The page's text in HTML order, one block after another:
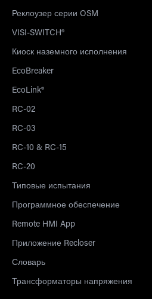
Реклоузер серии OSM
VISI-SWITCH®
Киоск наземного исполнения
EcoBreaker
EcoLink®
RC-02
RC-03
RC-10 & RC-15
RC-20
Типовые испытания
Программное обеспечение
Remote HMI App
Приложение Recloser
Словарь
Трансформаторы напряжения